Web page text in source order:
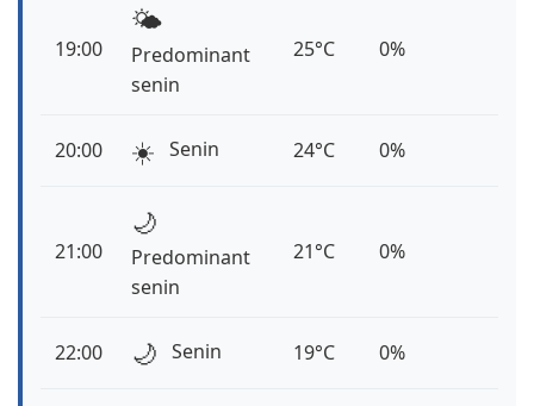
19:00
🌤️
Predominant
senin
25°C 0%
20:00 ☀️ Senin 24°C 0%
21:00
🌙
Predominant
senin
21°C 0%
22:00 🌙 Senin 19°C 0%